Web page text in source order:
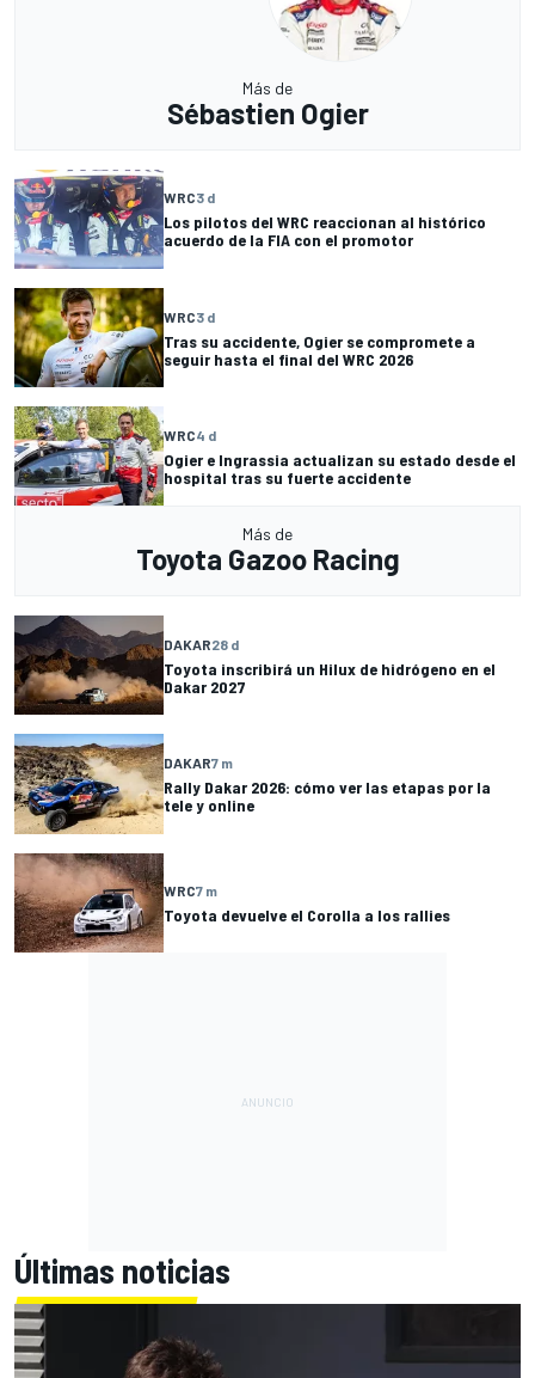
Más de
Sébastien Ogier
WRC3 d
Los pilotos del WRC reaccionan al histórico
acuerdo de la FIA con el promotor
WRC3 d
Tras su accidente, Ogier se compromete a
seguir hasta el final del WRC 2026
WRC4 d
Ogier e Ingrassia actualizan su estado desde el
hospital tras su fuerte accidente
Más de
Toyota Gazoo Racing
DAKAR28 d
Toyota inscribirá un Hilux de hidrógeno en el
Dakar 2027
DAKAR7 m
Rally Dakar 2026: cómo ver las etapas por la
tele y online
WRC7 m
Toyota devuelve el Corolla a los rallies
Últimas noticias